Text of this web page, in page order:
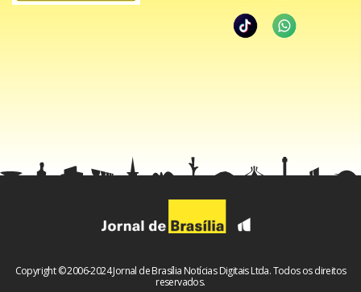
Copyright © 2006-2024 Jornal de Brasília Notícias Digitais Ltda. Todos os direitos
reservados.